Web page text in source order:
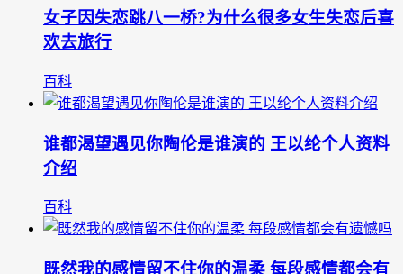
女子因失恋跳八一桥?为什么很多女生失恋后喜
欢去旅行
百科
谁都渴望遇见你陶伦是谁演的 王以纶个人资料
介绍
百科
既然我的感情留不住你的温柔 每段感情都会有